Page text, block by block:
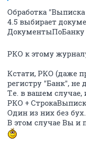
Обработка
4.5 выбирает
ДокументыПоБанку
РКО к этому
Кстати, РКО (даже
регистру "Банк", не
Т.е. в вашем случае,
РКО +
Один из них без
В этом случае Вы и